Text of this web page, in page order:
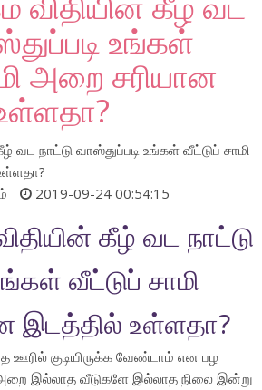
உங்கள்
அறை சரியான
2019-09-24 00:54:15
கீழ் வட நாட்டு
வீட்டுப் சாமி
இடத்தில் உள்ளதா?
ஊரில் குடியிருக்க வேண்டாம் என பழ
இல்லாத வீடுகளே இல்லாத நிலை இன்று